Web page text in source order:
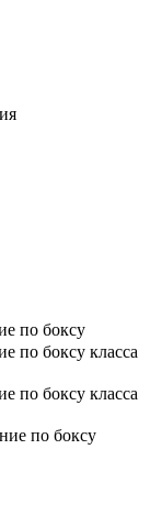
по боксу
по боксу класса
по боксу класса
по боксу